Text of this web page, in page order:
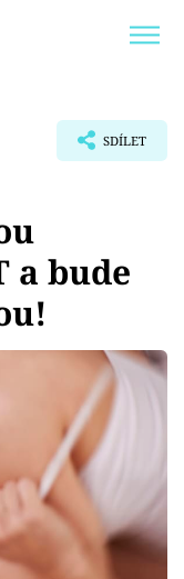
SDÍLET
a bude